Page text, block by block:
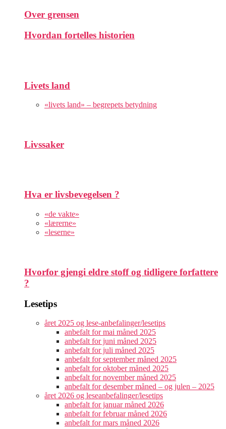
Over grensen
Hvordan fortelles historien
Livets land
«livets land» – begrepets betydning
Livssaker
Hva er livsbevegelsen ?
«de vakte»
«lærerne»
«leserne»
Hvorfor gjengi eldre stoff og tidligere forfattere
?
Lesetips
året 2025 og lese-anbefalinger/lesetips
anbefalt for mai måned 2025
anbefalt for juni måned 2025
anbefalt for juli måned 2025
anbefalt for september måned 2025
anbefalt for oktober måned 2025
anbefalt for november måned 2025
anbefalt for desember måned – og julen – 2025
året 2026 og leseanbefalinger/lesetips
anbefalt for januar måned 2026
anbefalt for februar måned 2026
anbefalt for mars måned 2026